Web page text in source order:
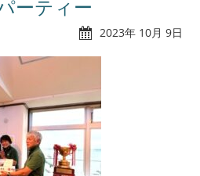
アクセス
ーティー
2023年 10月 9日